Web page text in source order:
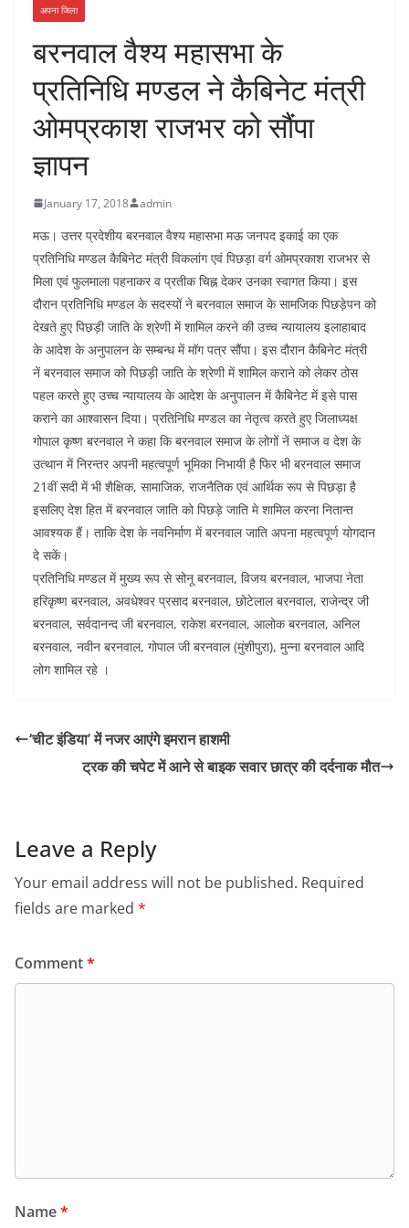
अपना जिला
बरनवाल वैश्य महासभा के
प्रतिनिधि मण्डल ने कैबिनेट मंत्री
ओमप्रकाश राजभर को सौंपा
ज्ञापन
January 17, 2018 admin
मऊ। उत्तर प्रदेशीय बरनवाल वैश्य महासभा मऊ जनपद इकाई का एक
प्रतिनिधि मण्डल कैबिनेट मंत्री विकलांग एवं पिछड़ा वर्ग ओमप्रकाश राजभर से
मिला एवं फुलमाला पहनाकर व प्रतीक चिह्न देकर उनका स्वागत किया। इस
दौरान प्रतिनिधि मण्डल के सदस्यों ने बरनवाल समाज के सामजिक पिछड़ेपन को
देखते हुए पिछड़ी जाति के श्रेणी में शामिल करने की उच्च न्यायालय इलाहाबाद
के आदेश के अनुपालन के सम्बन्ध में मॉग पत्र सौंपा। इस दौरान कैबिनेट मंत्री
नें बरनवाल समाज को पिछड़ी जाति के श्रेणी में शामिल कराने को लेकर ठोस
पहल करते हुए उच्च न्यायालय के आदेश के अनुपालन में कैबिनेट में इसे पास
कराने का आश्वासन दिया। प्रतिनिधि मण्डल का नेतृत्व करते हुए जिलाध्यक्ष
गोपाल कृष्ण बरनवाल ने कहा कि बरनवाल समाज के लोगों नें समाज व देश के
उत्थान में निरन्तर अपनी महत्वपूर्ण भूमिका निभायी है फिर भी बरनवाल समाज
21वीं सदी में भी शैक्षिक, सामाजिक, राजनैतिक एवं आर्थिक रूप से पिछड़ा है
इसलिए देश हित में बरनवाल जाति को पिछड़े जाति मे शामिल करना नितान्त
आवश्यक हैं। ताकि देश के नवनिर्माण में बरनवाल जाति अपना महत्वपूर्ण योगदान
दे सकें।
प्रतिनिधि मण्डल में मुख्य रूप से सोनू बरनवाल, विजय बरनवाल, भाजपा नेता
हरिकृष्ण बरनवाल, अवधेश्वर प्रसाद बरनवाल, छोटेलाल बरनवाल, राजेन्द्र जी
बरनवाल, सर्वदानन्द जी बरनवाल, राकेश बरनवाल, आलोक बरनवाल, अनिल
बरनवाल, नवीन बरनवाल, गोपाल जी बरनवाल (मुंशीपुरा), मुन्ना बरनवाल आदि
लोग शामिल रहे ।
‘चीट इंडिया’ में नजर आएंगे इमरान हाशमी
ट्रक की चपेट में आने से बाइक सवार छात्र की दर्दनाक मौत
Leave a Reply
Your email address will not be published. Required
fields are marked *
Comment*
Name*